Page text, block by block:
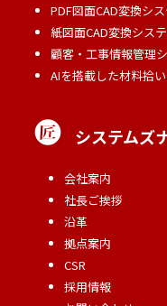
PDF図面CAD変換シ
紙図面CAD変換シス
顧客・工事情報管理
AIを搭載した材料拾
システムズ
会社案内
社長ご挨拶
沿革
拠点案内
CSR
採用情報